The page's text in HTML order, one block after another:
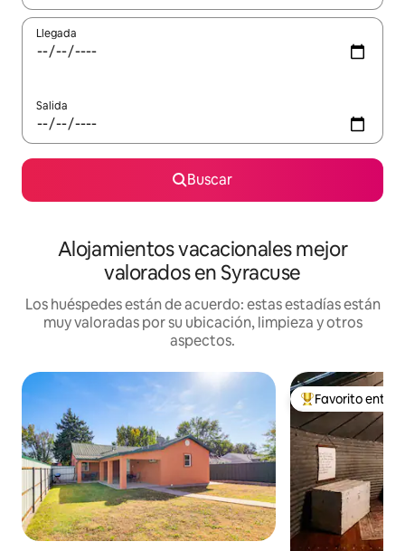
Llegada
Salida
Buscar
Alojamientos vacacionales mejor
valorados en Syracuse
Los huéspedes están de acuerdo: estas estadías están
muy valoradas por su ubicación, limpieza y otros
aspectos.
Favorito entre
Favorito entre